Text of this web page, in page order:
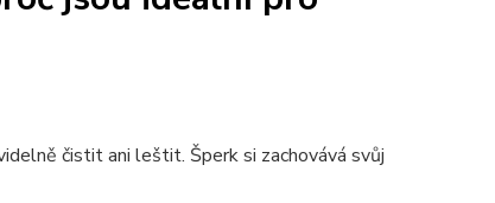
čistit ani leštit. Šperk si zachovává svůj